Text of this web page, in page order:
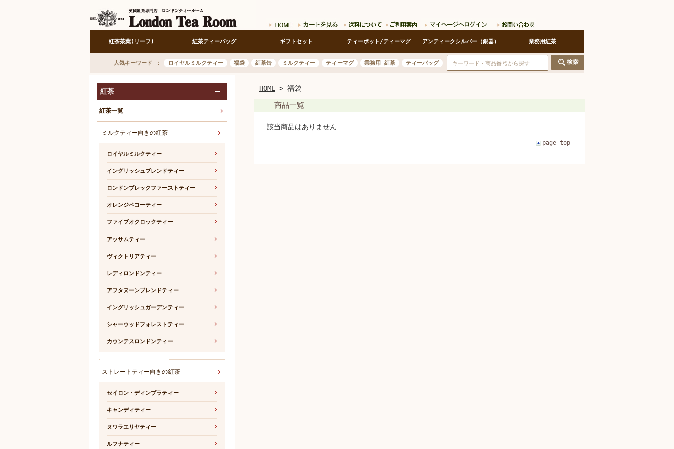
紅茶茶葉(リーフ) 紅茶ティーバッグ ギフトセット ティーポット/ティーマグ アンティークシルバー（銀器） 業務用紅茶
人気キーワード ロイヤルミルクティー 福袋 紅茶缶 ミルクティー ティーマグ 業務用 紅茶 ティーバッグ
紅茶
紅茶一覧
ミルクティー向きの紅茶
ロイヤルミルクティー
イングリッシュブレンドティー
ロンドンブレックファーストティー
オレンジペコーティー
ファイブオクロックティー
アッサムティー
ヴィクトリアティー
レディロンドンティー
アフタヌーンブレンドティー
イングリッシュガーデンティー
シャーウッドフォレストティー
カウンテスロンドンティー
ストレートティー向きの紅茶
セイロン・ディンブラティー
キャンディティー
ヌワラエリヤティー
ルフナティー
HOME> 福袋
商品一覧
該当商品はありません
page top